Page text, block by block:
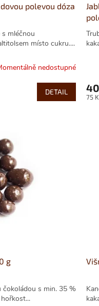
polevou dóza
s mléčnou
místo cukru....
nedostupné
DETAIL
75
g
čokoládou s min. 35 %